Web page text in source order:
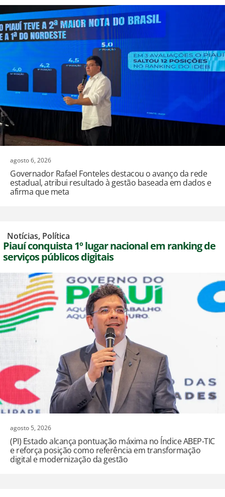
agosto 6, 2026
Governador Rafael Fonteles destacou o avanço da rede
estadual, atribui resultado à gestão baseada em dados e
afirma que meta
Notícias, Política
Piauí conquista 1º lugar nacional em ranking de
serviços públicos digitais
agosto 5, 2026
(PI) Estado alcança pontuação máxima no Índice ABEP-TIC
e reforça posição como referência em transformação
digital e modernização da gestão